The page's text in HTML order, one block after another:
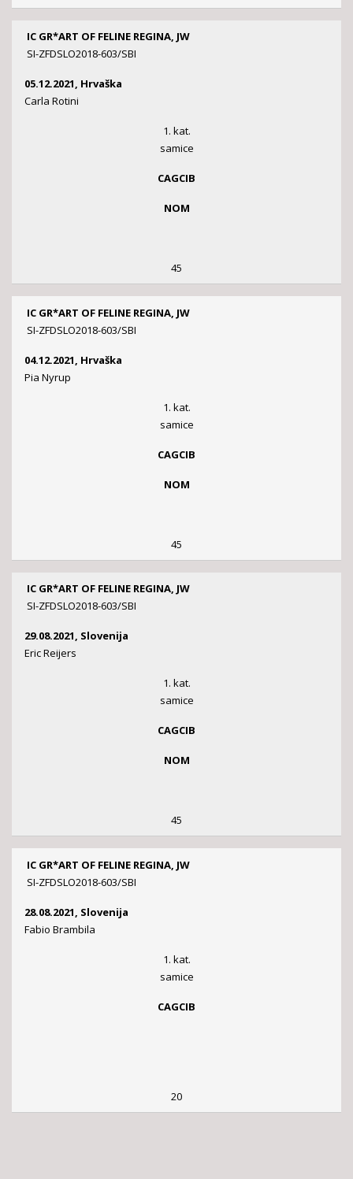
IC GR*ART OF FELINE REGINA, JW
SI-ZFDSLO2018-603/SBI
05.12.2021, Hrvaška
Carla Rotini
1. kat.
samice
CAGCIB
NOM
45
IC GR*ART OF FELINE REGINA, JW
SI-ZFDSLO2018-603/SBI
04.12.2021, Hrvaška
Pia Nyrup
1. kat.
samice
CAGCIB
NOM
45
IC GR*ART OF FELINE REGINA, JW
SI-ZFDSLO2018-603/SBI
29.08.2021, Slovenija
Eric Reijers
1. kat.
samice
CAGCIB
NOM
45
IC GR*ART OF FELINE REGINA, JW
SI-ZFDSLO2018-603/SBI
28.08.2021, Slovenija
Fabio Brambila
1. kat.
samice
CAGCIB
20